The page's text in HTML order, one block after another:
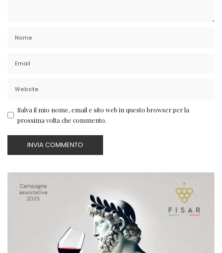
Salva il mio nome, email e sito web in questo browser per la
prossima volta che commento.